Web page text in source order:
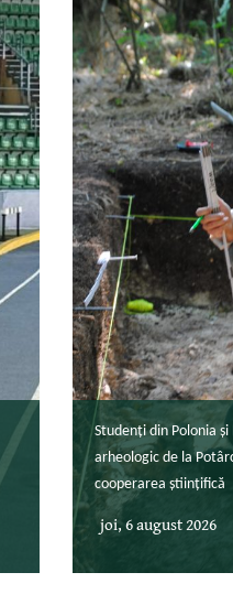
Studenți din Polonia
arheologic de la
cooperarea științifică
joi, 6 august 2026